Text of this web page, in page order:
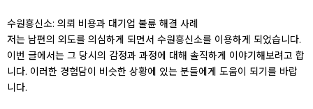
수원흥신소: 의뢰 비용과 대기업 불륜 해결 사례
저는 남편의 외도를 의심하게 되면서 수원흥신소를 이용하게 되었습니다.
이번 글에서는 그 당시의 감정과 과정에 대해 솔직하게 이야기해보려고 합
니다. 이러한 경험담이 비슷한 상황에 있는 분들에게 도움이 되기를 바랍
니다.